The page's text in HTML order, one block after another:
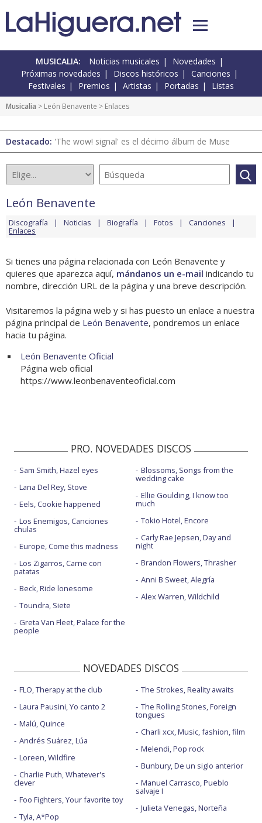
MUSICALIA: Noticias musicales
Novedades
Próximas novedades
Discos históricos
Canciones
Festivales
Premios Artistas Portadas Listas
Musicalia > León Benavente > Enlaces
Destacado: 'The wow! signal' es el décimo álbum de Muse
León Benavente
Discografía Noticias Biografía Fotos Canciones
Enlaces
Si tienes una página relacionada con León Benavente y
quieres que aparezca aquí, mándanos un e-mail indicando tu
nombre, dirección URL de la página y una breve descripción.
Visitaremos la página web y si has puesto un enlace a nuestra
página principal de León Benavente, pondremos un enlace
hacia tu página.
León Benavente Oficial
Página web oficial
https://www.leonbenaventeoficial.com
PRO. NOVEDADES DISCOS
Sam Smith, Hazel eyes
Lana Del Rey, Stove
Eels, Cookie happened
Los Enemigos, Canciones
chulas
Europe, Come this madness
Los Zigarros, Carne con
patatas
Beck, Ride lonesome
Toundra, Siete
Greta Van Fleet, Palace for the
people
Blossoms, Songs from the
wedding cake
Ellie Goulding, I know too
much
Tokio Hotel, Encore
Carly Rae Jepsen, Day and
night
Brandon Flowers, Thrasher
Anni B Sweet, Alegría
Alex Warren, Wildchild
NOVEDADES DISCOS
FLO, Therapy at the club
Laura Pausini, Yo canto 2
Malú, Quince
Andrés Suárez, Lúa
Loreen, Wildfire
Charlie Puth, Whatever's
clever
Foo Fighters, Your favorite toy
Tyla, A*Pop
The Strokes, Reality awaits
The Rolling Stones, Foreign
tongues
Charli xcx, Music, fashion, film
Melendi, Pop rock
Bunbury, De un siglo anterior
Manuel Carrasco, Pueblo
salvaje I
Julieta Venegas, Norteña